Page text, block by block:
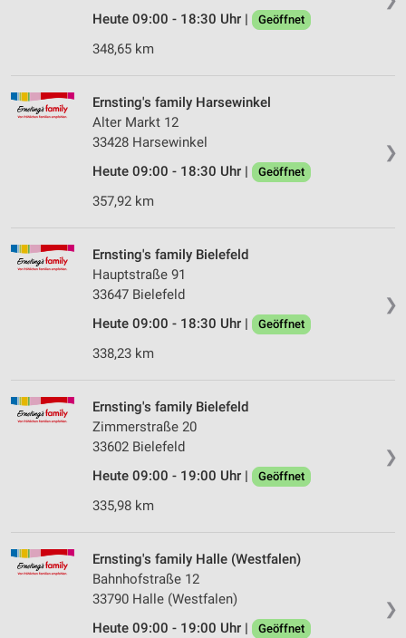
Heute 09:00 - 18:30 Uhr | Geöffnet
348,65 km
❯
Ernsting's family Harsewinkel
Alter Markt 12
33428 Harsewinkel
Heute 09:00 - 18:30 Uhr |
Geöffnet
357,92 km
❯
Ernsting's family Bielefeld
Hauptstraße 91
33647 Bielefeld
Heute 09:00 - 18:30 Uhr |
Geöffnet
338,23 km
❯
Ernsting's family Bielefeld
Zimmerstraße 20
33602 Bielefeld
Heute 09:00 - 19:00 Uhr |
Geöffnet
335,98 km
❯
Ernsting's family Halle (Westfalen)
Bahnhofstraße 12
33790 Halle (Westfalen)
Heute 09:00 - 19:00 Uhr |
Geöffnet